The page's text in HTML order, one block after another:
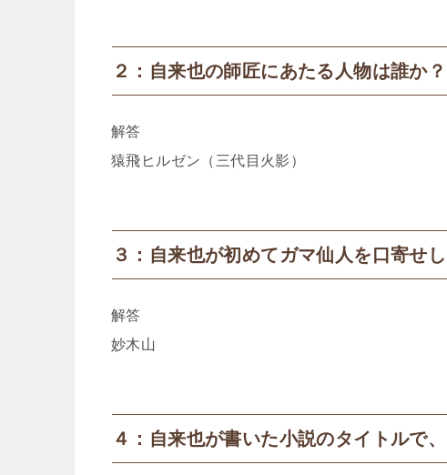
２：自来也の師匠にあたる人物は誰か？
解答
猿飛ヒルゼン（三代目火影）
３：自来也が初めてガマ仙人を口寄せ
解答
妙木山
４：自来也が書いた小説のタイトルで